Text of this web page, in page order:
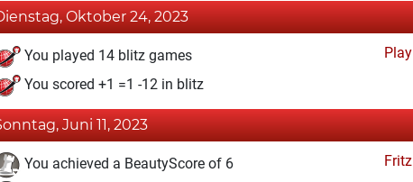
Oktober 24, 2023
You played 14 blitz games
Play
You scored +1 =1 -12 in blitz
Juni 11, 2023
You achieved a BeautyScore of 6
Fritz